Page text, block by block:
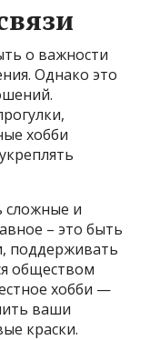
о важности
Однако это
хобби
сложные и
– это быть
поддерживать
обществом
хобби —
ваши
краски.